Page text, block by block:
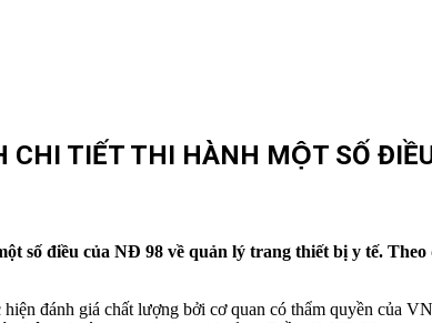
CHI TIẾT THI HÀNH MỘT SỐ
số điều của NĐ 98 về quản lý trang thiết bị y tế.
đánh giá chất lượng bởi cơ quan có thẩm quyền của